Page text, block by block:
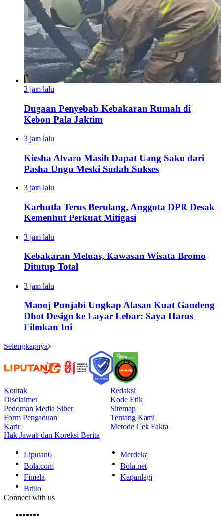
2 jam lalu
Dugaan Penyebab Kebakaran Rumah di
Kebon Pala Jaktim
3 jam lalu
Kiesha Alvaro Masih Dapat Uang Saku dari
Pasha Ungu Meski Sudah Sukses
3 jam lalu
Karhutla Terus Berulang, Anggota DPR Desak
Kemenhut Perkuat Mitigasi
3 jam lalu
Kebakaran Meluas, Kawasan Wisata Bromo
Ditutup Total
3 jam lalu
Manoj Punjabi Ungkap Alasan Kuat Gandeng
Dhot Design ke Layar Lebar: Saya Harus
Filmkan Ini
Selengkapnya
Kontak
Redaksi
Disclaimer
Kode Etik
Pedoman Media Siber
Sitemap
Form Pengaduan
Tentang Kami
Karir
Metode Cek Fakta
Hak Jawab dan Koreksi Berita
Liputan6
Merdeka
Bola.com
Bola.net
Fimela
Kapanlagi
Brilio
Connect with us